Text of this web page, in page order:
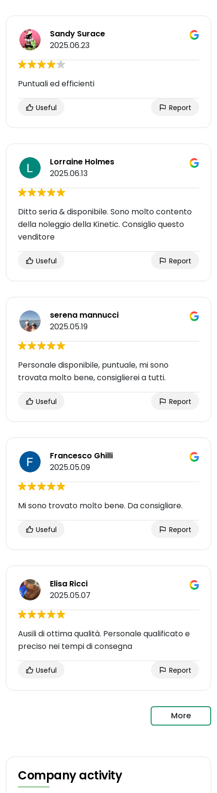
Sandy Surace
2025.06.23
Puntuali ed efficienti
Useful Report
Lorraine Holmes
2025.06.13
Ditto seria & disponibile. Sono molto contento
della noleggio della Kinetic. Consiglio questo
venditore
Useful Report
serena mannucci
2025.05.19
Personale disponibile, puntuale, mi sono
trovata molto bene, consiglierei a tutti.
Useful Report
Francesco Ghilli
2025.05.09
Mi sono trovato molto bene. Da consigliare.
Useful Report
Elisa Ricci
2025.05.07
Ausili di ottima qualità. Personale qualificato e
preciso nei tempi di consegna
Useful Report
More
Company activity